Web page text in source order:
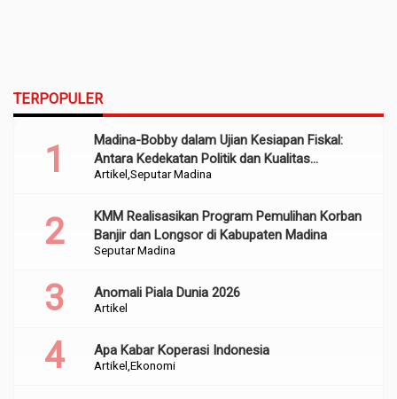
TERPOPULER
Artikel Seputar Madina
Madina-Bobby dalam Ujian Kesiapan Fiskal:
Antara Kedekatan Politik dan Kualitas
Perencanaan
Seputar Madina
KMM Realisasikan Program Pemulihan Korban
Banjir dan Longsor di Kabupaten Madina
Artikel
Anomali Piala Dunia 2026
Artikel Ekonomi
Apa Kabar Koperasi Indonesia